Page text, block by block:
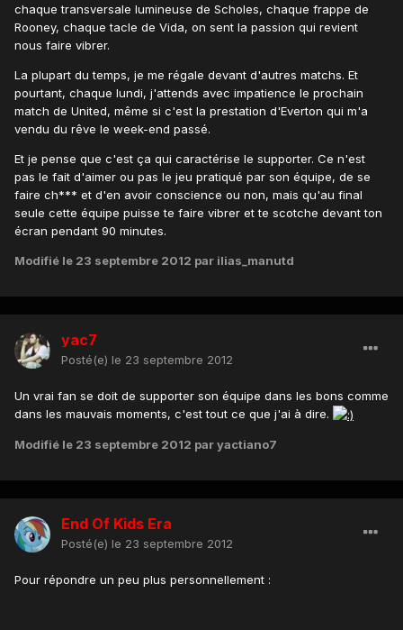
chaque transversale lumineuse de Scholes, chaque frappe de
Rooney, chaque tacle de Vida, on sent la passion qui revient
nous faire vibrer.
La plupart du temps, je me régale devant d'autres matchs. Et
pourtant, chaque lundi, j'attends avec impatience le prochain
match de United, même si c'est la prestation d'Everton qui m'a
vendu du rêve le week-end passé.
Et je pense que c'est ça qui caractérise le supporter. Ce n'est
pas le fait d'aimer ou pas le jeu pratiqué par son équipe, de se
faire ch*** et d'en avoir conscience ou non, mais qu'au final
seule cette équipe puisse te faire vibrer et te scotche devant ton
écran pendant 90 minutes.
Modifié le 23 septembre 2012 par ilias_manutd
yac7
Posté(e) le 23 septembre 2012
Un vrai fan se doit de supporter son équipe dans les bons comme
dans les mauvais moments, c'est tout ce que j'ai à dire.
Modifié le 23 septembre 2012 par yactiano7
End Of Kids Era
Posté(e) le 23 septembre 2012
Pour répondre un peu plus personnellement :